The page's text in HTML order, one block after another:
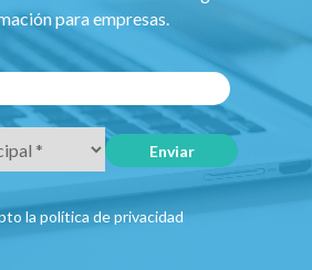
para empresas.
la política de privacidad